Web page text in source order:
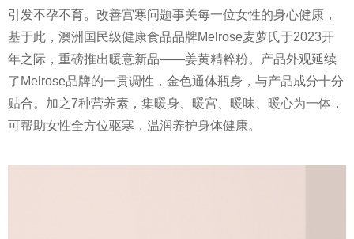
引发不孕不育。改善宫寒问题事关每一位女性的身心健康，
基于此，澳洲国民级健康食品品牌Melrose麦萝氏于2023开
年之际，重磅推出暖意新品——姜黄精粹粉。产品外观延续
了Melrose品牌的一贯调性 ，金色通体瓶身，与产品成分十分
贴合。加之7种营养素，集暖身、暖宫、暖味、暖心为一体，
可帮助女性全方位驱寒，温润养护身体健康。